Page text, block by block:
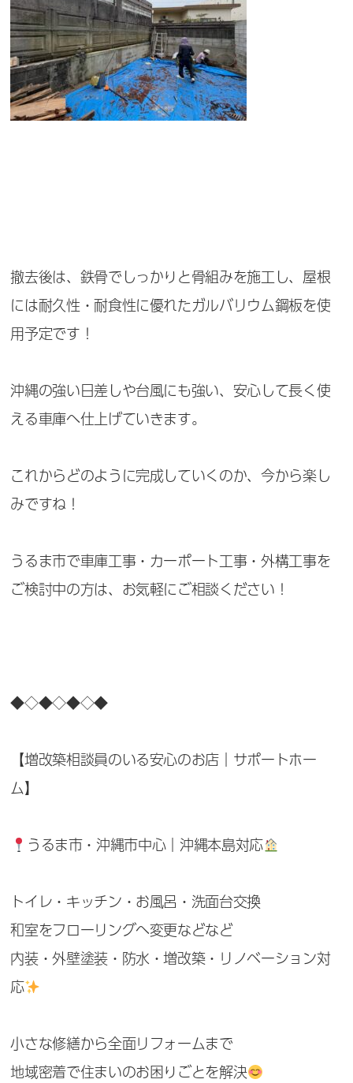
撤去後は、鉄骨でしっかりと骨組みを施工し、屋根
には耐久性・耐食性に優れたガルバリウム鋼板を使
用予定です！
沖縄の強い日差しや台風にも強い、安心して長く使
える車庫へ仕上げていきます。
これからどのように完成していくのか、今から楽し
みですね！
うるま市で車庫工事・カーポート工事・外構工事を
ご検討中の方は、お気軽にご相談ください！
◆◇◆◇◆◇◆
【増改築相談員のいる安心のお店｜サポートホー
ム】
うるま市・沖縄市中心｜沖縄本島対応
トイレ・キッチン・お風呂・洗面台交換
和室をフローリングへ変更などなど
内装・外壁塗装・防水・増改築・リノベーション対
応
小さな修繕から全面リフォームまで
地域密着で住まいのお困りごとを解決